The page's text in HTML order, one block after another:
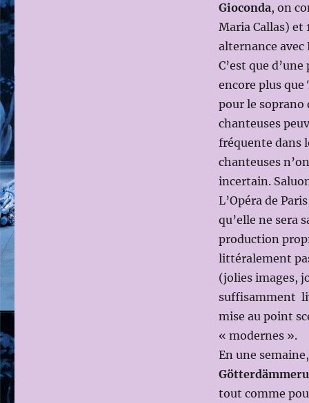
Gioconda, on
Maria Callas) et
alternance avec
C’est que
encore plus
pour le soprano
chanteuses
fréquente dans
chanteuses
incertain.
L’Opéra de
qu’elle ne sera
production
littéralement
(jolies images,
suffisamment
mise au point
« modernes ».
En une
tout comme